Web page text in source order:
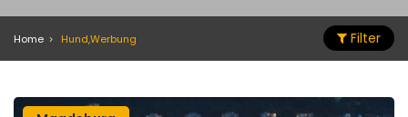
Home Hund,Werbung Filter